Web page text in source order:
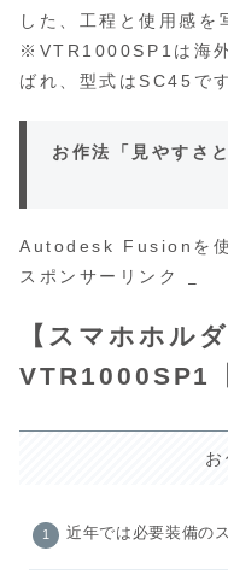
した、工程と使用感を
※VTR1000SP1は海
ばれ、型式はSC45です
お作法「見やすさ
Autodesk Fusionを使
スポンサーリンク
【スマホホルダ
VTR1000SP1
近年では必要装備の